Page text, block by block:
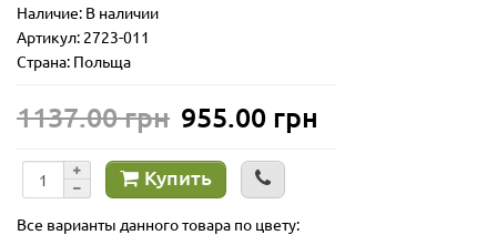
Наличие: В наличии
Артикул: 2723-011
Страна: Польща
1137.00 грн 955.00 грн
Купить
Все варианты данного товара по цвету: